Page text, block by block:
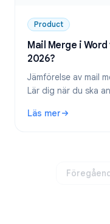
Product
Mail Merge i
2026?
Jämförelse av mail
Lär dig när du ska
valet för moderna
Läs mer
: Mail Merge i Word